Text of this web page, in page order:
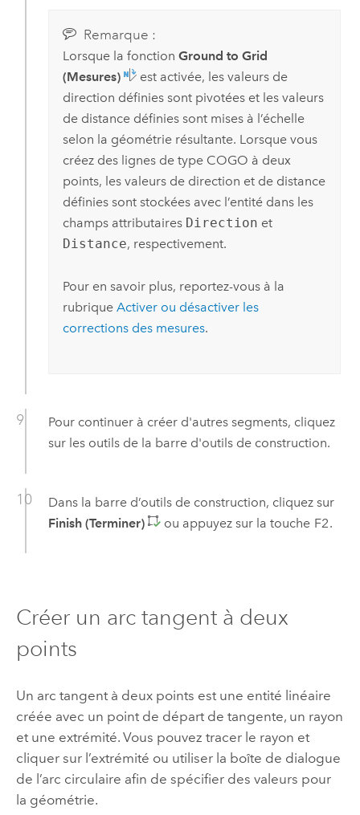
Remarque :
Lorsque la fonction Ground to Grid
(Mesures)
est activée, les valeurs de
direction définies sont pivotées et les valeurs
de distance définies sont mises à l’échelle
selon la géométrie résultante. Lorsque vous
créez des lignes de type COGO à deux
points, les valeurs de direction et de distance
définies sont stockées avec l’entité dans les
champs attributaires Direction et
Distance, respectivement.
Pour en savoir plus, reportez-vous à la
rubrique Activer ou désactiver les
corrections des mesures.
Pour continuer à créer d'autres segments, cliquez
sur les outils de la barre d'outils de construction.
Dans la barre d’outils de construction, cliquez sur
Finish (Terminer)
ou appuyez sur la touche F2.
Créer un arc tangent à deux
points
Un arc tangent à deux points est une entité linéaire
créée avec un point de départ de tangente, un rayon
et une extrémité. Vous pouvez tracer le rayon et
cliquer sur l’extrémité ou utiliser la boîte de dialogue
de l’arc circulaire afin de spécifier des valeurs pour
la géométrie.